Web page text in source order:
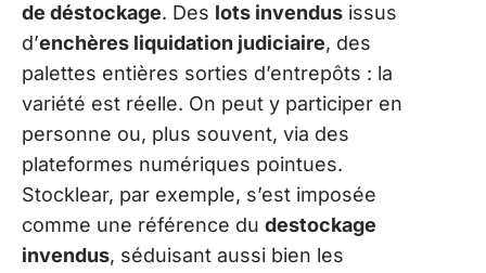
de déstockage. Des lots invendus issus
d’enchères liquidation judiciaire, des
palettes entières sorties d’entrepôts : la
variété est réelle. On peut y participer en
personne ou, plus souvent, via des
plateformes numériques pointues.
Stocklear, par exemple, s’est imposée
comme une référence du destockage
invendus, séduisant aussi bien les